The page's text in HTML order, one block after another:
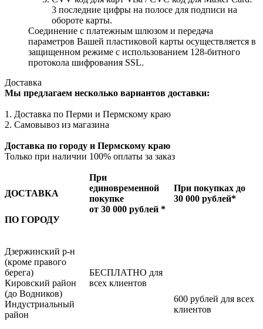
3 последние цифры на полосе для подписи на
обороте карты.
Соединение с платежным шлюзом и передача
параметров Вашей пластиковой карты осуществляется в
защищенном режиме с использованием 128-битного
протокола шифрования SSL.
Доставка
Мы предлагаем несколько вариантов доставки:
1. Доставка по Перми и Пермскому краю
2. Самовывоз из магазина
Доставка по городу и Пермскому краю
Только при наличии 100% оплаты за заказ
ДОСТАВКА
При
единовременной
покупке
от 30 000 рублей *
При покупках до
30 000 рублей*
ПО ГОРОДУ
Дзержинский р-н
(кроме правого
берега)
Кировский район
(до Водников)
Индустриальный
район
БЕСПЛАТНО для
всех клиентов
600 рублей для всех
клиентов